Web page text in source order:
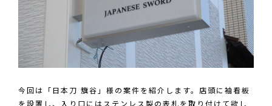
今回は「日本刀 簱谷」様の案件を紹介します。店頭に袖看板